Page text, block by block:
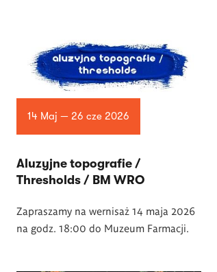
14 Maj — 26 cze 2026
Aluzyjne topografie /
Thresholds / BM WRO
Zapraszamy na wernisaż 14 maja 2026
na godz. 18:00 do Muzeum Farmacji.